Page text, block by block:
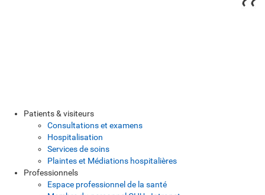
Patients & visiteurs
Consultations et examens
Hospitalisation
Services de soins
Plaintes et Médiations hospitalières
Professionnels
Espace professionnel de la santé